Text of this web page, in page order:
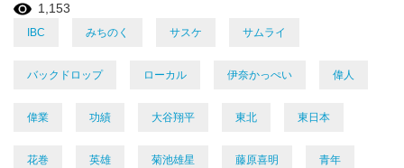
1,153
IBC みちのく サスケ サムライ
バックドロップ ローカル 伊奈かっぺい 偉人
偉業 功績 大谷翔平 東北 東日本
花巻 英雄 菊池雄星 藤原喜明 青年